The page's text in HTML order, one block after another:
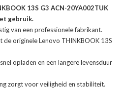
13S G3 ACN-20YA002TUK
gebruik.
van een professionele fabrikant.
deoriginele Lenovo THINKBOOK 13S
opladen en een langere levensduur
zorgt voor veiligheid en stabiliteit.